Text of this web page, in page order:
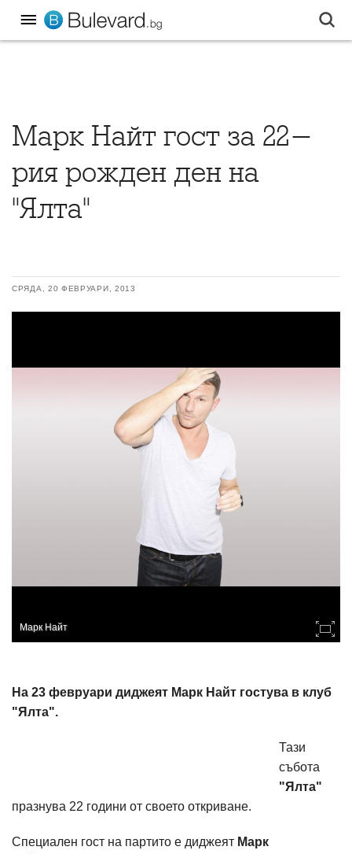
Марк Найт гост за 22-
рия рожден ден на
"Ялта"
СРЯДА, 20 ФЕВРУАРИ, 2013
Марк Найт
На 23 февруари диджеят Марк Найт гостува в клуб
"Ялта".
Тази
събота
"Ялта"
празнува 22 години от своето откриване.
Специален гост на партито е диджеят Марк